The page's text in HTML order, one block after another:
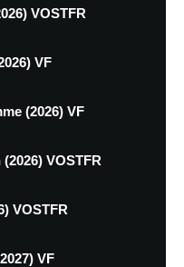
VOSTFR
VF
(2026) VF
VOSTFR
VOSTFR
VF